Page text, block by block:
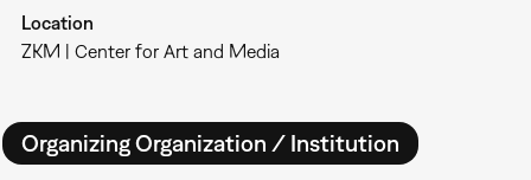
Location
ZKM | Center for Art and Media
Organizing Organization / Institution